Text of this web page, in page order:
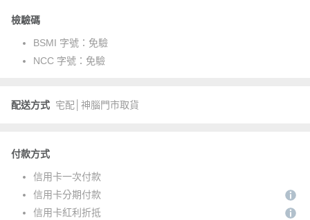
檢驗碼
BSMI 字號： 免驗
NCC 字號： 免驗
配送方式 宅配│神腦門市取貨
付款方式
信用卡一次付款
信用卡分期付款
信用卡紅利折抵